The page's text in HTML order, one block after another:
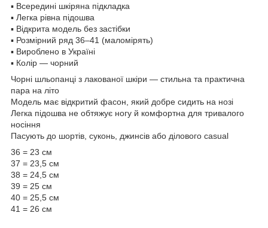
▪️ Всередині шкіряна підкладка
▪️ Легка рівна підошва
▪️ Відкрита модель без застібки
▪️ Розмірний ряд 36–41 (маломірять)
▪️ Вироблено в Україні
▪️ Колір — чорний
Чорні шльопанці з лакованої шкіри — стильна та практична
пара на літо
Модель має відкритий фасон, який добре сидить на нозі
Легка підошва не обтяжує ногу й комфортна для тривалого
носіння
Пасують до шортів, суконь, джинсів або ділового casual
36 = 23 см
37 = 23,5 см
38 = 24,5 см
39 = 25 см
40 = 25,5 см
41 = 26 см